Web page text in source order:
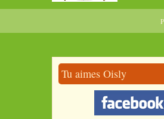
Tu aimes Oisly